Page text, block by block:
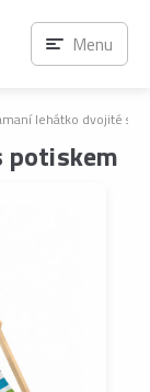
lehátko dvojité s
potiskem
Menu